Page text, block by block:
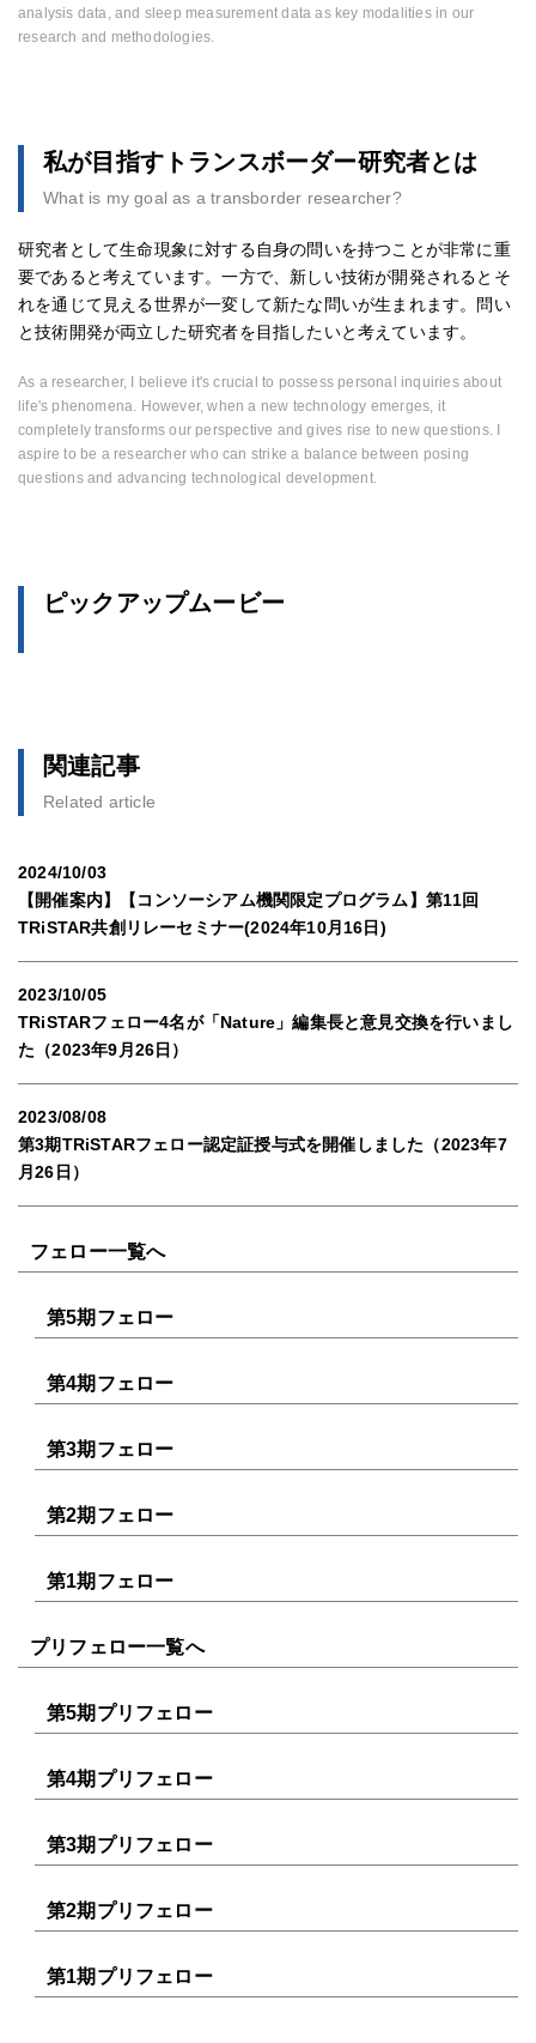
フェロー一覧へ
第5期フェロー
第4期フェロー
第3期フェロー
第2期フェロー
第1期フェロー
プリフェロー一覧へ
第5期プリフェロー
第4期プリフェロー
第3期プリフェロー
第2期プリフェロー
第1期プリフェロー
analysis data, and sleep measurement data as key modalities in our
research and methodologies.
私が目指すトランスボーダー研究者とは
What is my goal as a transborder researcher?
研究者として生命現象に対する自身の問いを持つことが非常に重
要であると考えています。一方で、新しい技術が開発されるとそ
れを通じて見える世界が一変して新たな問いが生まれます。問い
と技術開発が両立した研究者を目指したいと考えています。
As a researcher, I believe it's crucial to possess personal inquiries about
life's phenomena. However, when a new technology emerges, it
completely transforms our perspective and gives rise to new questions. I
aspire to be a researcher who can strike a balance between posing
questions and advancing technological development.
ピックアップムービー
関連記事
Related article
2024/10/03
【開催案内】【コンソーシアム機関限定プログラム】第11回
TRiSTAR共創リレーセミナー(2024年10月16日)
2023/10/05
TRiSTARフェロー4名が「Nature」編集長と意見交換を行いまし
た（2023年9月26日）
2023/08/08
第3期TRiSTARフェロー認定証授与式を開催しました（2023年7
月26日）